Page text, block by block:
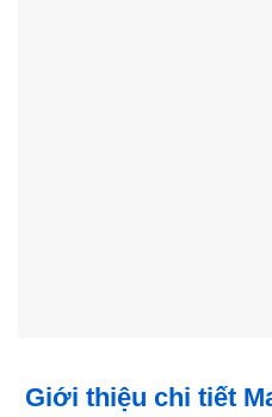
Giới thiệu chi tiết